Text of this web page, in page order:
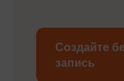
Создайте
запись